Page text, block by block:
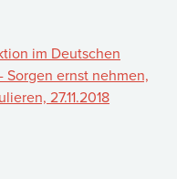
im Deutschen
Sorgen ernst nehmen,
27.11.2018